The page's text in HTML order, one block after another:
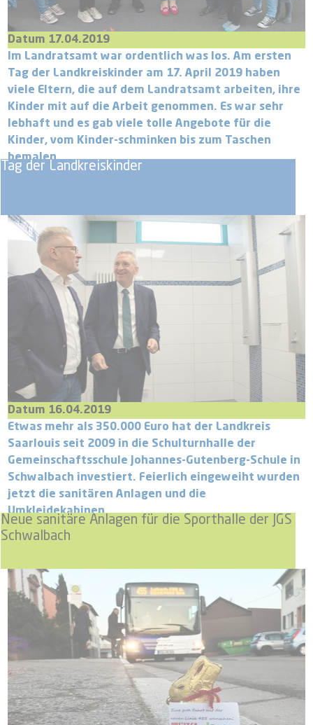
Tag der Landkreiskinder
Datum 17.04.2019
Im Landratsamt war ordentlich was los. Am ersten
Tag der Landkreiskinder am 17. April 2019 haben
viele Eltern, die auf dem Landratsamt arbeiten, ihre
Kinder mit auf die Arbeit genommen. Es war sehr
lebhaft und es gab viele tolle Angebote für die
Kinder, vom Kinder-schminken bis zum Taschen
bemalen.
Neue sanitäre Anlagen für die Sporthalle der JGS
Schwalbach
Datum 16.04.2019
Etwas mehr als 350.000 Euro hat der Landkreis
Saarlouis seit 2009 in die Schulturnhalle der
Gemeinschaftsschule Johannes-Gutenberg-Schule in
Schwalbach investiert. Feierlich eingeweiht wurden
jetzt die sanitären Anlagen und die
Umkleidekabinen.